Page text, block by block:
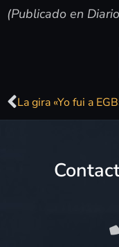
(Publicado en